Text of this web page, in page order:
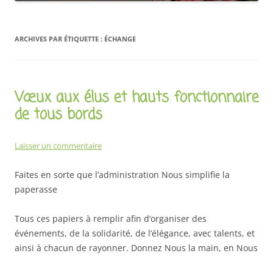
ARCHIVES PAR ÉTIQUETTE : ÉCHANGE
Vœux aux élus et hauts fonctionnaire
de tous bords
Laisser un commentaire
Faites en sorte que l’administration Nous simplifie la
paperasse
Tous ces papiers à remplir afin d’organiser des
événements, de la solidarité, de l’élégance, avec talents, et
ainsi à chacun de rayonner. Donnez Nous la main, en Nous